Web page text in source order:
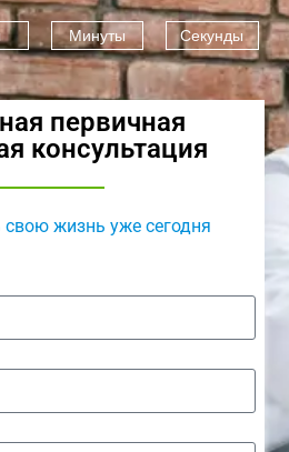
Минуты Секунды
первичная
консультация
свою жизнь уже сегодня